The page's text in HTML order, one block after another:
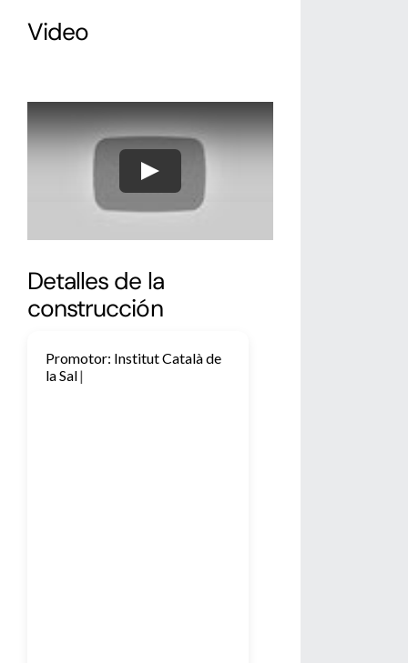
Video
Play
Detalles de la
construcción
Promotor: Institut Català de
la Salut